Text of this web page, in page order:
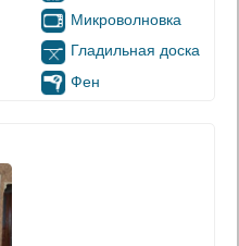
Микроволновка
Гладильная доска
Фен